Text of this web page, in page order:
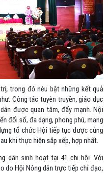
trong đó nêu bật những kết quả
Công tác tuyên truyền, giáo dục
được quan tâm, đẩy mạnh. Nội
đổi số, đa dạng, phong phú, mang
tổ chức Hội tiếp tục được củng
khi thực hiện sắp xếp, hợp nhất.
dân sinh hoạt tại 41 chi hội. Với
do Hội Nông dân trực tiếp chỉ đạo,